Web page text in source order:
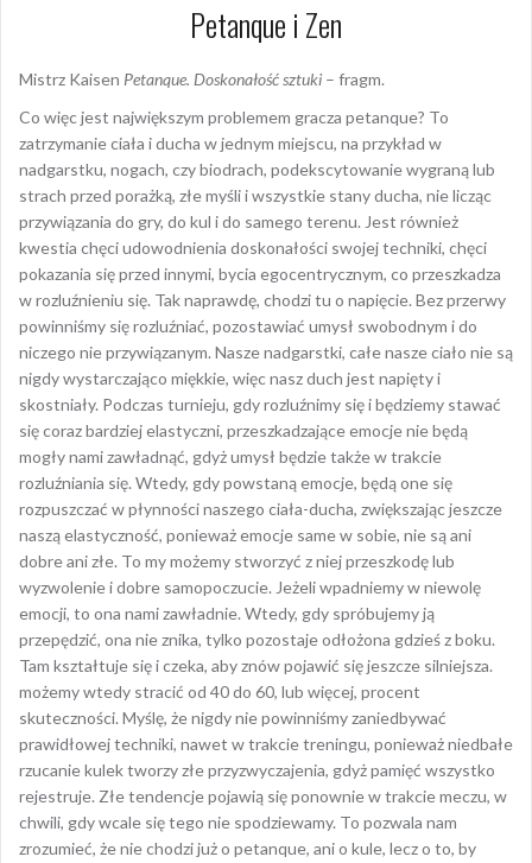
Petanque i Zen
Mistrz Kaisen Petanque. Doskonałość sztuki – fragm.
Co więc jest największym problemem gracza petanque? To
zatrzymanie ciała i ducha w jednym miejscu, na przykład w
nadgarstku, nogach, czy biodrach, podekscytowanie wygraną lub
strach przed porażką, złe myśli i wszystkie stany ducha, nie licząc
przywiązania do gry, do kul i do samego terenu. Jest również
kwestia chęci udowodnienia doskonałości swojej techniki, chęci
pokazania się przed innymi, bycia egocentrycznym, co przeszkadza
w rozluźnieniu się. Tak naprawdę, chodzi tu o napięcie. Bez przerwy
powinniśmy się rozluźniać, pozostawiać umysł swobodnym i do
niczego nie przywiązanym. Nasze nadgarstki, całe nasze ciało nie są
nigdy wystarczająco miękkie, więc nasz duch jest napięty i
skostniały. Podczas turnieju, gdy rozluźnimy się i będziemy stawać
się coraz bardziej elastyczni, przeszkadzające emocje nie będą
mogły nami zawładnąć, gdyż umysł będzie także w trakcie
rozluźniania się. Wtedy, gdy powstaną emocje, będą one się
rozpuszczać w płynności naszego ciała-ducha, zwiększając jeszcze
naszą elastyczność, ponieważ emocje same w sobie, nie są ani
dobre ani złe. To my możemy stworzyć z niej przeszkodę lub
wyzwolenie i dobre samopoczucie. Jeżeli wpadniemy w niewolę
emocji, to ona nami zawładnie. Wtedy, gdy spróbujemy ją
przepędzić, ona nie znika, tylko pozostaje odłożona gdzieś z boku.
Tam kształtuje się i czeka, aby znów pojawić się jeszcze silniejsza.
możemy wtedy stracić od 40 do 60, lub więcej, procent
skuteczności. Myślę, że nigdy nie powinniśmy zaniedbywać
prawidłowej techniki, nawet w trakcie treningu, ponieważ niedbałe
rzucanie kulek tworzy złe przyzwyczajenia, gdyż pamięć wszystko
rejestruje. Złe tendencje pojawią się ponownie w trakcie meczu, w
chwili, gdy wcale się tego nie spodziewamy. To pozwala nam
zrozumieć, że nie chodzi już o petanque, ani o kule, lecz o to, by